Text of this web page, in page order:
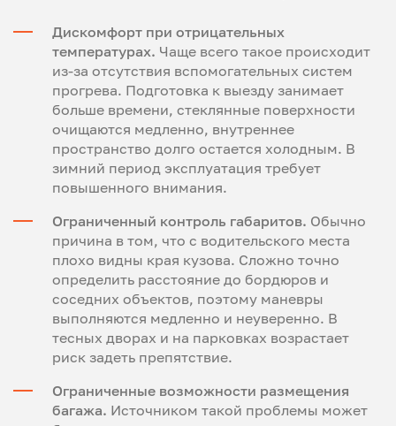
Дискомфорт при отрицательных
температурах. Чаще всего такое происходит
из-за отсутствия вспомогательных систем
прогрева. Подготовка к выезду занимает
больше времени, стеклянные поверхности
очищаются медленно, внутреннее
пространство долго остается холодным. В
зимний период эксплуатация требует
повышенного внимания.
Ограниченный контроль габаритов. Обычно
причина в том, что с водительского места
плохо видны края кузова. Сложно точно
определить расстояние до бордюров и
соседних объектов, поэтому маневры
выполняются медленно и неуверенно. В
тесных дворах и на парковках возрастает
риск задеть препятствие.
Ограниченные возможности размещения
багажа. Источником такой проблемы может